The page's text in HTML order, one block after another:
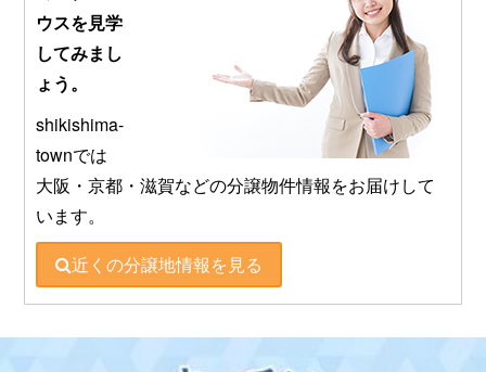
ウスを見学
してみまし
ょう。
shikishima-
townでは
大阪・京都・滋賀などの分譲物件情報をお届けして
います。
近くの分譲地情報を見る